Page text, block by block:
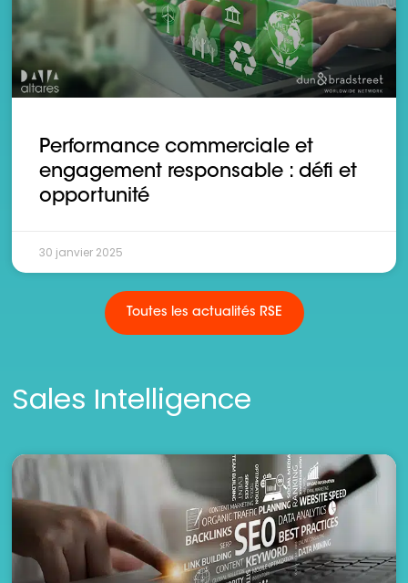
Performance commerciale et
engagement responsable : défi et
opportunité
30 janvier 2025
Toutes les actualités RSE
Sales Intelligence